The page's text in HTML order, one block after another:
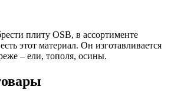
плиту OSB, в ассортименте
этот материал. Он изготавливается
– ели, тополя, осины.